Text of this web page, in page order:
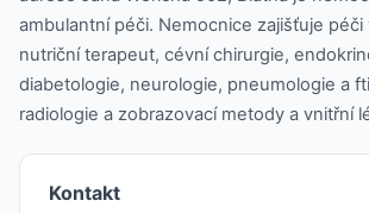
ambulantní péči. Nemocnice zajišťuje péči
nutriční terapeut, cévní chirurgie,
diabetologie, neurologie, pneumologie a
radiologie a zobrazovací metody a vnitřní
Kontakt